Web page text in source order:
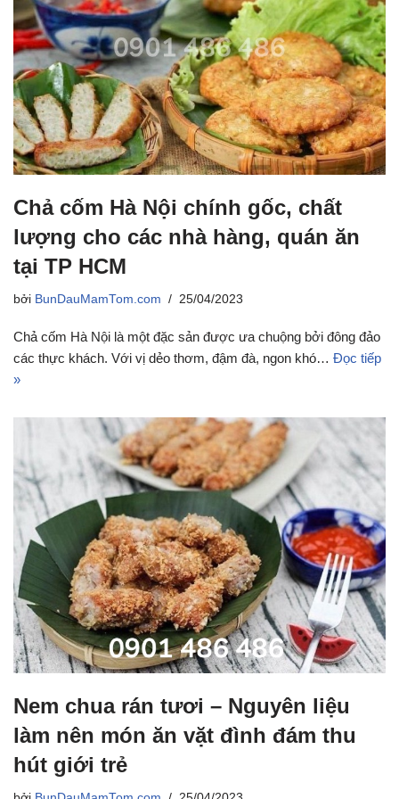
Chả cốm Hà Nội chính gốc, chất
lượng cho các nhà hàng, quán ăn
tại TP HCM
bởi BunDauMamTom.com 25/04/2023
Chả cốm Hà Nội là một đặc sản được ưa chuộng bởi đông đảo
các thực khách. Với vị dẻo thơm, đậm đà, ngon khó… Đọc tiếp
»
Nem chua rán tươi – Nguyên liệu
làm nên món ăn vặt đình đám thu
hút giới trẻ